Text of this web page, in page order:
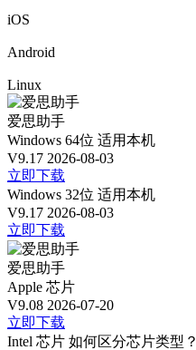
iOS
Android
Linux
爱思助手
Windows 64位 适用本机
V9.17 2026-08-03
立即下载
Windows 32位 适用本机
V9.17 2026-08-03
立即下载
爱思助手
Apple 芯片
V9.08 2026-07-20
立即下载
Intel 芯片 如何区分芯片类型？